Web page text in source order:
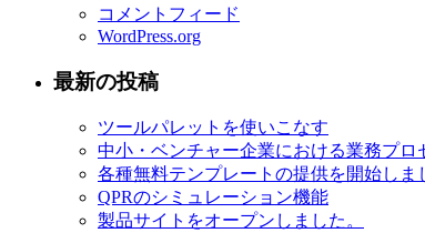
コメントフィード
WordPress.org
最新の投稿
ツールパレットを使いこなす
中小・ベンチャー企業における業務プロ
各種無料テンプレートの提供を開始しま
QPRのシミュレーション機能
製品サイトをオープンしました。